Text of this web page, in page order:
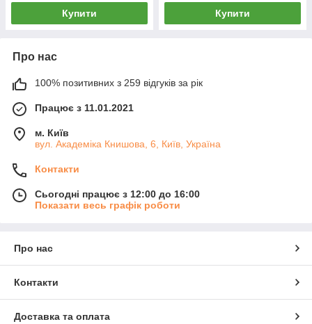
Купити Купити
Про нас
100% позитивних з 259 відгуків за рік
Працює з 11.01.2021
м. Київ
вул. Академіка Книшовa, 6, Київ, Україна
Контакти
Сьогодні працює з 12:00 до 16:00
Показати весь графік роботи
Про нас
Контакти
Доставка та оплата